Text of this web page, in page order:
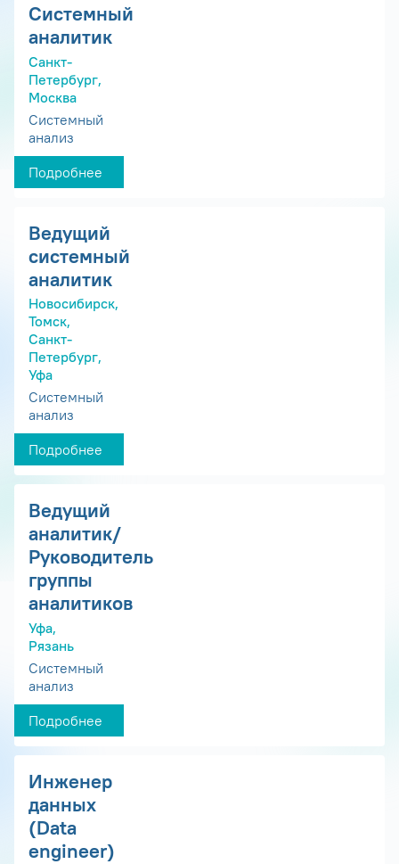
Системный
аналитик
Санкт-
Петербург,
Москва
Системный
анализ
Подробнее
Ведущий
системный
аналитик
Новосибирск,
Томск,
Санкт-
Петербург,
Уфа
Системный
анализ
Подробнее
Ведущий
аналитик/
Руководитель
группы
аналитиков
Уфа,
Рязань
Системный
анализ
Подробнее
Инженер
данных
(Data
engineer)